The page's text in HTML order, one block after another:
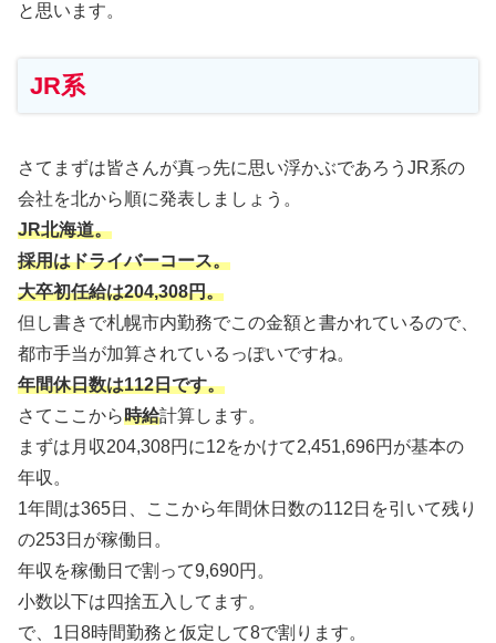
と思います。
JR系
さてまずは皆さんが真っ先に思い浮かぶであろうJR系の
会社を北から順に発表しましょう。
JR北海道。
採用はドライバーコース。
大卒初任給は204,308円。
但し書きで札幌市内勤務でこの金額と書かれているので、
都市手当が加算されているっぽいですね。
年間休日数は112日です。
さてここから時給計算します。
まずは月収204,308円に12をかけて2,451,696円が基本の
年収。
1年間は365日、ここから年間休日数の112日を引いて残り
の253日が稼働日。
年収を稼働日で割って9,690円。
小数以下は四捨五入してます。
で、1日8時間勤務と仮定して8で割ります。